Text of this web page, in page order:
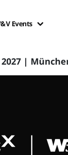
Events
2027 |